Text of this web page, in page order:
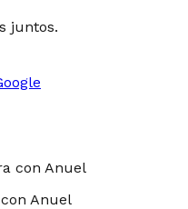
juntos.
Anuel